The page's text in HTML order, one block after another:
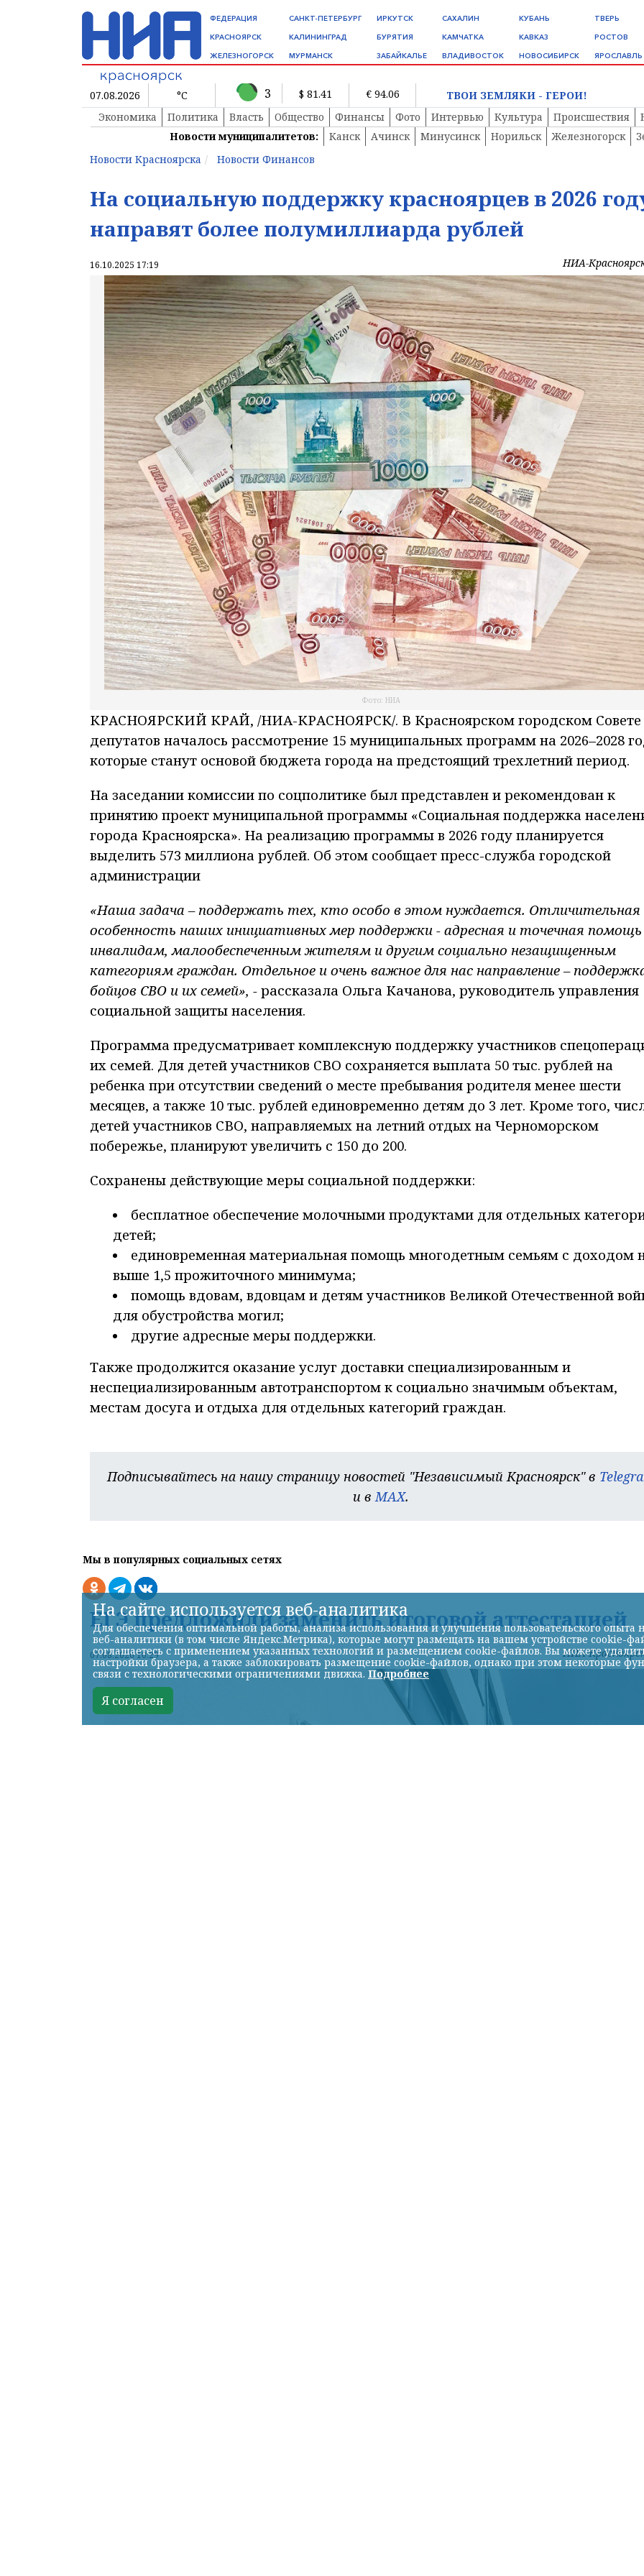
ФЕДЕРАЦИЯ
КРАСНОЯРСК
ЖЕЛЕЗНОГОРСК
САНКТ-ПЕТЕРБУРГ
КАЛИНИНГРАД
МУРМАНСК
ИРКУТСК
БУРЯТИЯ
ЗАБАЙКАЛЬЕ
САХАЛИН
КАМЧАТКА
ВЛАДИВОСТОК
КУБАНЬ
КАВКАЗ
НОВОСИБИРСК
ТВЕРЬ
РОСТОВ
ЯРОСЛАВЛЬ
07.08.2026 °C 3 $ 81.41 € 94.06
ТВОИ ЗЕМЛЯКИ - ГЕРОИ!
Экономика
Политика Власть Общество Финансы Фото Интервью Культура Происшествия
Новости муниципалитетов:
Канск Ачинск Минусинск Норильск Железногорск
Новости Красноярска
Новости Финансов
На социальную поддержку красноярцев в 2026
направят более полумиллиарда рублей
16.10.2025 17:19 НИА-
Фото: НИА
КРАСНОЯРСКИЙ КРАЙ, /НИА-КРАСНОЯРСК/. В Красноярском городском Совете
депутатов началось рассмотрение 15 муниципальных программ на 2026–2028
которые станут основой бюджета города на предстоящий трехлетний период.
На заседании комиссии по соцполитике был представлен и рекомендован к
принятию проект муниципальной программы «Социальная поддержка
города Красноярска». На реализацию программы в 2026 году планируется
выделить 573 миллиона рублей. Об этом сообщает пресс-служба городской
администрации
«Наша задача – поддержать тех, кто особо в этом нуждается. Отличительная
особенность наших инициативных мер поддержки - адресная и точечная помощь
инвалидам, малообеспеченным жителям и другим социально незащищенным
категориям граждан. Отдельное и очень важное для нас направление –
бойцов СВО и их семей», - рассказала Ольга Качанова, руководитель управления
социальной защиты населения.
Программа предусматривает комплексную поддержку участников
их семей. Для детей участников СВО сохраняется выплата 50 тыс. рублей на
ребенка при отсутствии сведений о месте пребывания родителя менее шести
месяцев, а также 10 тыс. рублей единовременно детям до 3 лет. Кроме того,
детей участников СВО, направляемых на летний отдых на Черноморском
побережье, планируют увеличить с 150 до 200.
Сохранены действующие меры социальной поддержки:
бесплатное обеспечение молочными продуктами для отдельных
детей;
единовременная материальная помощь многодетным семьям с доходом
выше 1,5 прожиточного минимума;
помощь вдовам, вдовцам и детям участников Великой Отечественной
для обустройства могил;
другие адресные меры поддержки.
Также продолжится оказание услуг доставки специализированным и
неспециализированным автотранспортом к социально значимым объектам,
местам досуга и отдыха для отдельных категорий граждан.
Подписывайтесь на нашу страницу новостей "Независимый Красноярск" в
и вMAX.
Мы в популярных социальных сетях
ЕГЭ предложили заменить итоговой аттестацией
07.08.2026 10:29 НИА-
На сайте используется веб-аналитика
Для обеспечения оптимальной работы, анализа использования и улучшения пользовательского опыта
веб-аналитики (в том числе Яндекс.Метрика), которые могут размещать на вашем устройстве cookie-
соглашаетесь с применением указанных технологий и размещением cookie-файлов. Вы можете
настройки браузера, а также заблокировать размещение cookie-файлов, однако при этом некоторые
связи с технологическими ограничениями движка. Подробнее
Я согласен